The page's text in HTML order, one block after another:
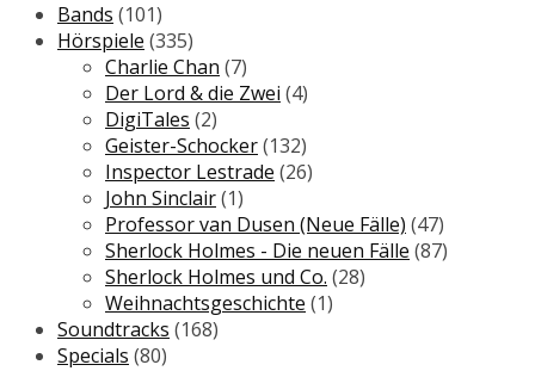
Bands (101)
Hörspiele (335)
Charlie Chan (7)
Der Lord & die Zwei (4)
DigiTales (2)
Geister-Schocker(132)
Inspector Lestrade (26)
John Sinclair(1)
Professor van Dusen (Neue Fälle) (47)
Sherlock Holmes - Die neuen Fälle (87)
Sherlock Holmes und Co. (28)
Weihnachtsgeschichte (1)
Soundtracks (168)
Specials (80)